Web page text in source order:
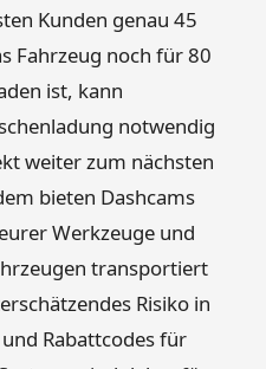
Kunden genau 45
Fahrzeug noch für 80
ist, kann
notwendig
weiter zum nächsten
bieten Dashcams
Werkzeuge und
transportiert
Risiko in
Rabattcodes für